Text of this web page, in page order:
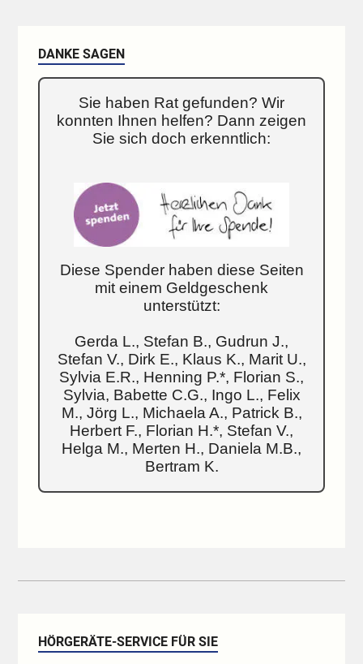
DANKE SAGEN
Sie haben Rat gefunden? Wir
konnten Ihnen helfen? Dann zeigen
Sie sich doch erkenntlich:
Diese Spender haben diese Seiten
mit einem Geldgeschenk
unterstützt:
Gerda L., Stefan B., Gudrun J.,
Stefan V., Dirk E., Klaus K., Marit U.,
Sylvia E.R., Henning P.*, Florian S.,
Sylvia, Babette C.G., Ingo L., Felix
M., Jörg L., Michaela A., Patrick B.,
Herbert F., Florian H.*, Stefan V.,
Helga M., Merten H., Daniela M.B.,
Bertram K.
HÖRGERÄTE-SERVICE FÜR SIE